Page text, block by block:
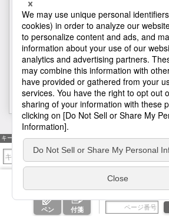
H1
キーワード検索
ペン 付箋